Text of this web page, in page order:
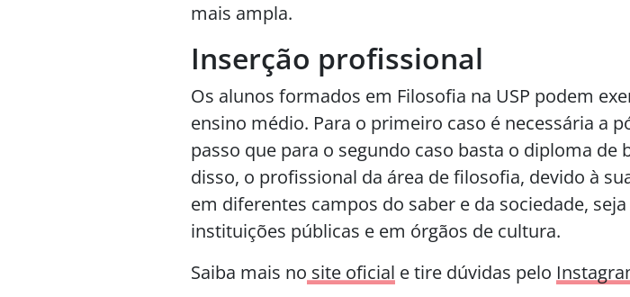
mais ampla.
Inserção profissional
Os alunos formados em Filosofia na USP podem
ensino médio. Para o primeiro caso é necessária a
passo que para o segundo caso basta o diploma
disso, o profissional da área de filosofia, devido à
em diferentes campos do saber e da sociedade,
instituições públicas e em órgãos de cultura.
Saiba mais no site oficial e tire dúvidas pelo